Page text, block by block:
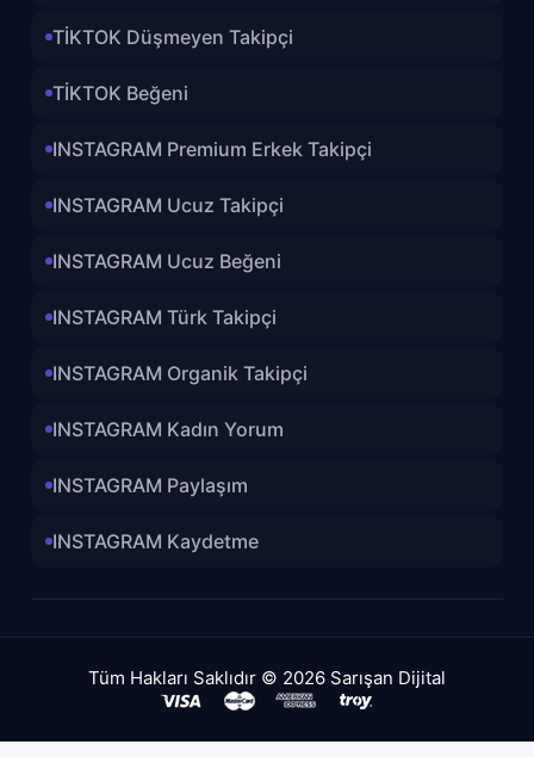
TİKTOK Düşmeyen Takipçi
TİKTOK Beğeni
INSTAGRAM Premium Erkek Takipçi
INSTAGRAM Ucuz Takipçi
INSTAGRAM Ucuz Beğeni
INSTAGRAM Türk Takipçi
INSTAGRAM Organik Takipçi
INSTAGRAM Kadın Yorum
INSTAGRAM Paylaşım
INSTAGRAM Kaydetme
Tüm Hakları Saklıdır © 2026 Sarışan Dijital